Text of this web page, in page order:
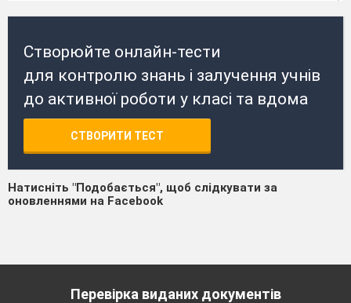
Створюйте онлайн-тести
для контролю знань і залучення учнів
до активної роботи у класі та вдома
СТВОРИТИ ТЕСТ
Натисніть "Подобається", щоб слідкувати за
оновленнями на Facebook
Перевірка виданих документів